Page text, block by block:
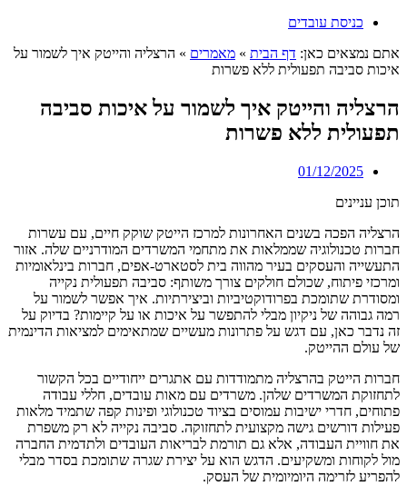
כניסת עובדים
אתם נמצאים כאן: דף הבית » מאמרים » הרצליה והייטק איך לשמור על
איכות סביבה תפעולית ללא פשרות
הרצליה והייטק איך לשמור על איכות סביבה
תפעולית ללא פשרות
01/12/2025
תוכן עניינים
הרצליה הפכה בשנים האחרונות למרכז הייטק שוקק חיים, עם עשרות
חברות טכנולוגיה שממלאות את מתחמי המשרדים המודרניים שלה. אזור
התעשייה והעסקים בעיר מהווה בית לסטארט-אפים, חברות בינלאומיות
ומרכזי פיתוח, שכולם חולקים צורך משותף: סביבה תפעולית נקייה
ומסודרת שתומכת בפרודוקטיביות וביצירתיות. איך אפשר לשמור על
רמה גבוהה של ניקיון מבלי להתפשר על איכות או על קיימות? בדיוק על
זה נדבר כאן, עם דגש על פתרונות מעשיים שמתאימים למציאות הדינמית
של עולם ההייטק.
חברות הייטק בהרצליה מתמודדות עם אתגרים ייחודיים בכל הקשור
לתחזוקת המשרדים שלהן. משרדים עם מאות עובדים, חללי עבודה
פתוחים, חדרי ישיבות עמוסים בציוד טכנולוגי ופינות קפה שתמיד מלאות
פעילות דורשים גישה מקצועית לתחזוקה. סביבה נקייה לא רק משפרת
את חוויית העבודה, אלא גם תורמת לבריאות העובדים ולתדמית החברה
מול לקוחות ומשקיעים. הדגש הוא על יצירת שגרה שתומכת בסדר מבלי
להפריע לזרימה היומיומית של העסק.